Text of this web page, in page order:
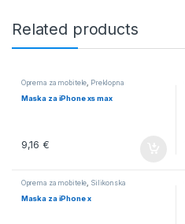
Related products
Oprema za mobitele, Preklopna
Maska za iPhone xs max
9,16 €
Oprema za mobitele, Silikonska
Maska za iPhone x